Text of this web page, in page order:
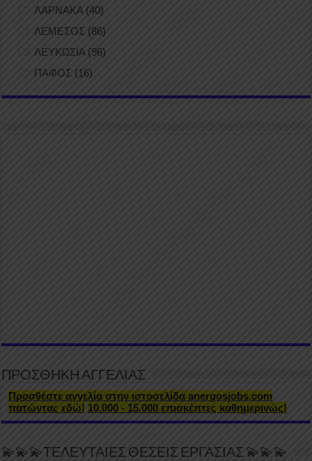
ΛΑΡΝΑΚΑ(40)
ΛΕΜΕΣΟΣ (86)
ΛΕΥΚΩΣΙΑ(96)
ΠΑΦΟΣ (16)
ΠΡΟΣΘΗΚΗ ΑΓΓΕΛΙΑΣ
Προσθέστε αγγελία στην ιστοσελίδα anergosjobs.com
πατώντας εδώ! 10.000 - 15.000 επισκέπτες καθημερινώς!
💫💫💫ΤΕΛΕΥΤΑΙΕΣ ΘΕΣΕΙΣ ΕΡΓΑΣΙΑΣ 💫💫💫